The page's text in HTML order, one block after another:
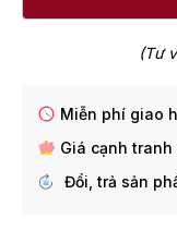
(Tư
Miễn phí giao
Giá cạnh
Đổi, trả sản